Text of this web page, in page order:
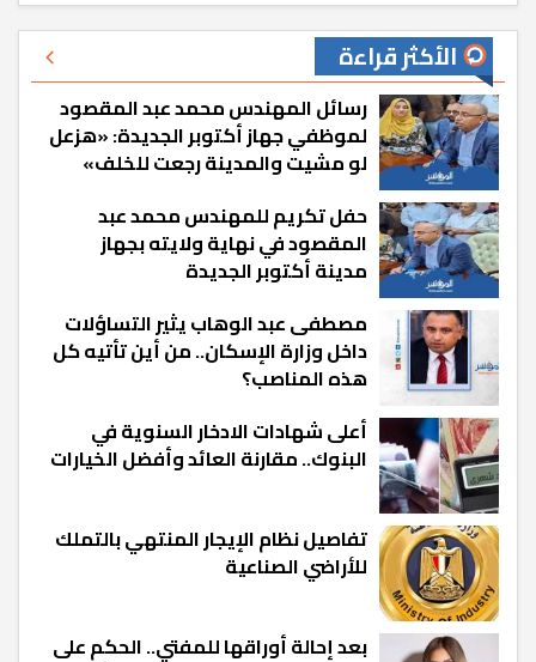
الأكثر قراءة
رسائل المهندس محمد عبد المقصود
لموظفي جهاز أكتوبر الجديدة: «هزعل
لو مشيت والمدينة رجعت للخلف»
حفل تكريم للمهندس محمد عبد
المقصود في نهاية ولايته بجهاز
مدينة أكتوبر الجديدة
مصطفى عبد الوهاب يثير التساؤلات
داخل وزارة الإسكان.. من أين تأتيه كل
هذه المناصب؟
أعلى شهادات الادخار السنوية في
البنوك.. مقارنة العائد وأفضل الخيارات
تفاصيل نظام الإيجار المنتهي بالتملك
للأراضي الصناعية
بعد إحالة أوراقها للمفتي.. الحكم على